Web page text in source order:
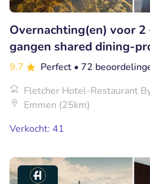
Overnachting(en) voor
gangen shared dining-
9.7 Perfect • 72
Fletcher Hotel-Restaurant
Emmen (25km)
Verkocht: 41